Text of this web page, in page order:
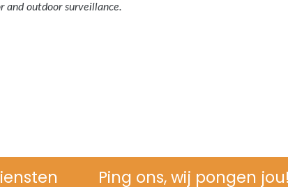
and outdoor surveillance.
Ping ons, wij pongen jou!